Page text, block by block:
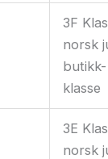
3F
norsk
butikk-
klasse
3E
norsk